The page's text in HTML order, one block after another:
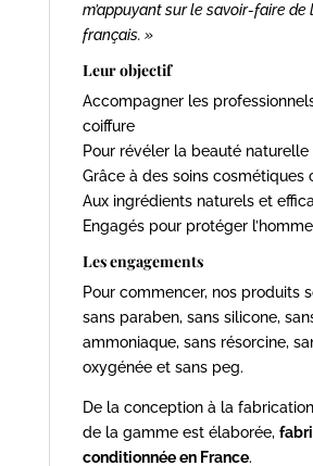
m’appuyant sur le savoir-faire
français. »
Leur objectif
Accompagner les
coiffure
Pour révéler la beauté
Grâce à des soins cosmétiques
Aux ingrédients naturels et
Engagés pour protéger
Les engagements
Pour commencer, nos produits
sans paraben, sans silicone,
ammoniaque, sans résorcine,
oxygénée et sans peg.
De la conception à la
de la gamme est élaborée,
conditionnée en France.